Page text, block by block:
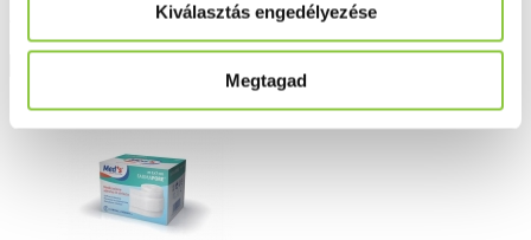
Kiválasztás engedélyezése
Megtagad